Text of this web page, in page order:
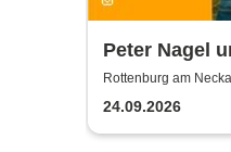
Peter Nagel
MundArt-
Eintracht
Rottenburg am
24.09.2026